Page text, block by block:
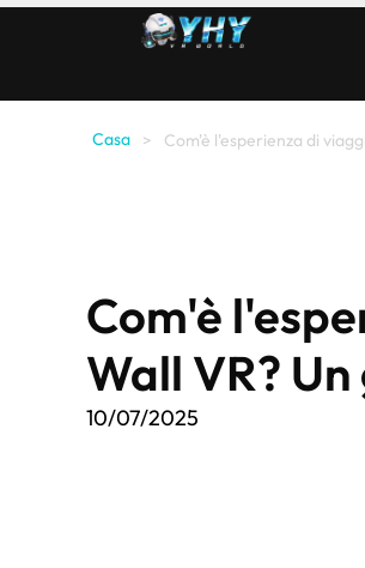
Casa > Com'è l'esperienza di
Com'è
Wall VR?
10/07/2025